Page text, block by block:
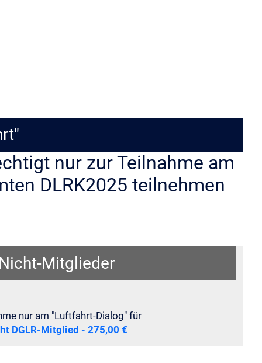
nur zur Teilnahme am
DLRK2025 teilnehmen
Nicht-Mitglieder
nur am "Luftfahrt-Dialog" für
DGLR-Mitglied - 275,00 €